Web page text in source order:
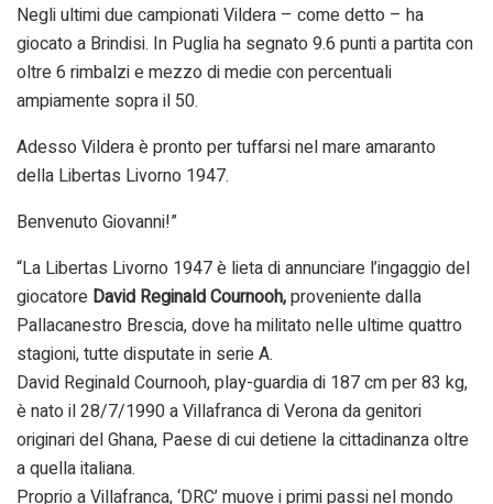
Negli ultimi due campionati Vildera – come detto – ha
giocato a Brindisi. In Puglia ha segnato 9.6 punti a partita con
oltre 6 rimbalzi e mezzo di medie con percentuali
ampiamente sopra il 50.
Adesso Vildera è pronto per tuffarsi nel mare amaranto
della Libertas Livorno 1947.
Benvenuto Giovanni!”
“La Libertas Livorno 1947 è lieta di annunciare l’ingaggio del
giocatore David Reginald Cournooh,proveniente dalla
Pallacanestro Brescia, dove ha militato nelle ultime quattro
stagioni, tutte disputate in serie A.
David Reginald Cournooh, play-guardia di 187 cm per 83 kg,
è nato il 28/7/1990 a Villafranca di Verona da genitori
originari del Ghana, Paese di cui detiene la cittadinanza oltre
a quella italiana.
Proprio a Villafranca, ‘DRC’ muove i primi passi nel mondo